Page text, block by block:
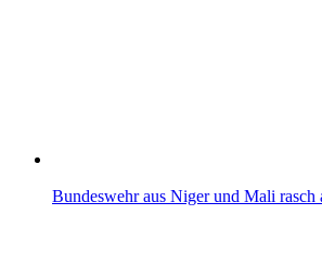
Bundeswehr aus Niger und Mali